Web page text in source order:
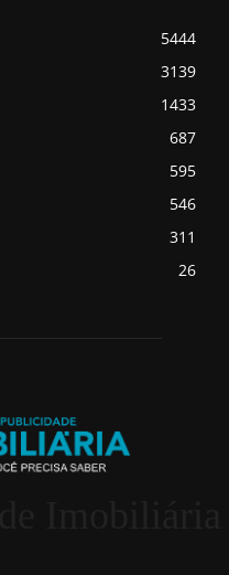
5444
3139
1433
687
595
546
311
26